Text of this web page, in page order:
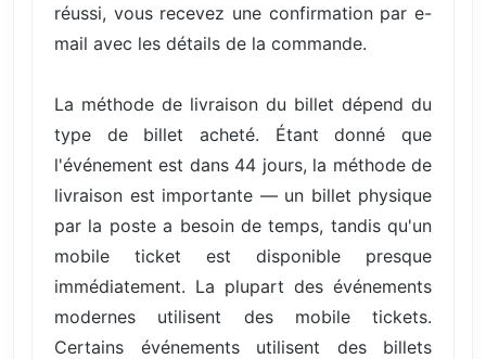
réussi, vous recevez une confirmation par e-
mail avec les détails de la commande.
La méthode de livraison du billet dépend du
type de billet acheté. Étant donné que
l'événement est dans 44 jours, la méthode de
livraison est importante — un billet physique
par la poste a besoin de temps, tandis qu'un
mobile ticket est disponible presque
immédiatement. La plupart des événements
modernes utilisent des mobile tickets.
Certains événements utilisent des billets